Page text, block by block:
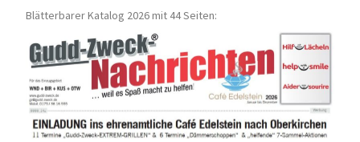
Blätterbarer Katalog 2026 mit 44 Seiten: